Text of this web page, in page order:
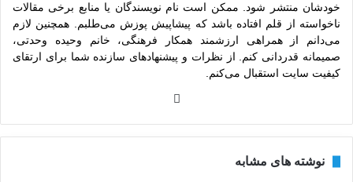
خودشان منتشر شود. ممکن است نام نویسندگان یا منابع برخی مقالات
ناخواسته از قلم افتاده باشد که پیشاپیش پوزش می‌طلبم. همچنین لازم
می‌دانم از همراهی ارزشمند همکار فرهنگی، خانم وحیده وحدتی،
صمیمانه قدردانی کنم. از نظرات و پیشنهادهای سازنده شما برای ارتقای
کیفیت سایت استقبال می‌کنم.
نوشته های مشابه